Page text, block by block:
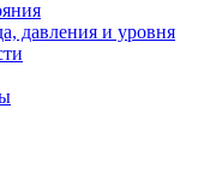
давления и уровня